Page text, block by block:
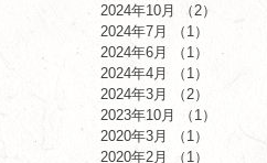
2024年10月
（2）
2024年7月
（1）
2024年6月
（1）
1件の記事
2024年4月
（1）
2024年3月
（2）
2023年10月
（1）
2020年3月
（1）
2020年2月
（1）